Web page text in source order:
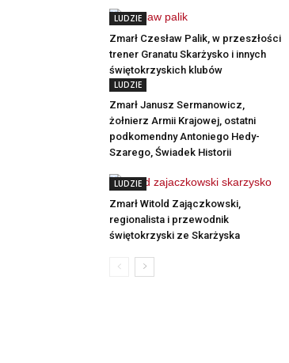
LUDZIE
Zmarł Czesław Palik, w przeszłości
trener Granatu Skarżysko i innych
świętokrzyskich klubów
LUDZIE
Zmarł Janusz Sermanowicz,
żołnierz Armii Krajowej, ostatni
podkomendny Antoniego Hedy-
Szarego, Świadek Historii
LUDZIE
Zmarł Witold Zajączkowski,
regionalista i przewodnik
świętokrzyski ze Skarżyska